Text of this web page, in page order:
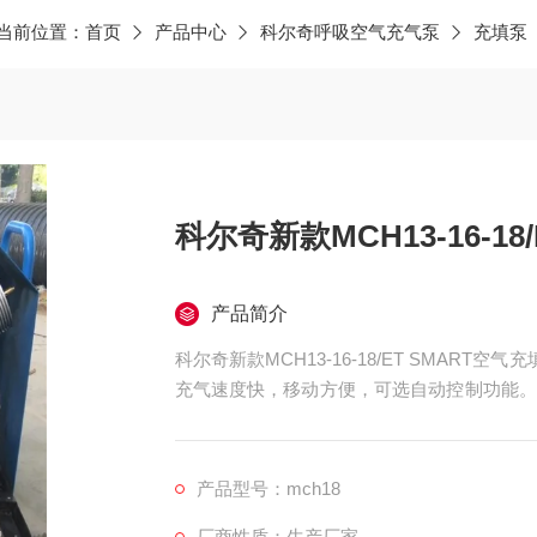
前位置： 首页 产品中心 科尔奇呼吸空气充气泵 充填泵
科尔奇新款MCH13-16-
产品简介
科尔奇新款MCH13-16-18/ET SMART空气
充气速度快，移动方便，可选自动控制功能
产品型号：mch18